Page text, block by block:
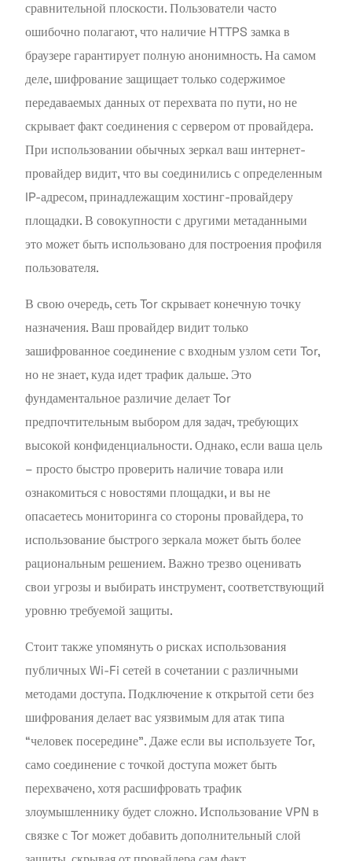
сравнительной плоскости. Пользователи часто
ошибочно полагают, что наличие HTTPS замка в
браузере гарантирует полную анонимность. На самом
деле, шифрование защищает только содержимое
передаваемых данных от перехвата по пути, но не
скрывает факт соединения с сервером от провайдера.
При использовании обычных зеркал ваш интернет-
провайдер видит, что вы соединились с определенным
IP-адресом, принадлежащим хостинг-провайдеру
площадки. В совокупности с другими метаданными
это может быть использовано для построения профиля
пользователя.
В свою очередь, сеть Tor скрывает конечную точку
назначения. Ваш провайдер видит только
зашифрованное соединение с входным узлом сети Tor,
но не знает, куда идет трафик дальше. Это
фундаментальное различие делает Tor
предпочтительным выбором для задач, требующих
высокой конфиденциальности. Однако, если ваша цель
– просто быстро проверить наличие товара или
ознакомиться с новостями площадки, и вы не
опасаетесь мониторинга со стороны провайдера, то
использование быстрого зеркала может быть более
рациональным решением. Важно трезво оценивать
свои угрозы и выбирать инструмент, соответствующий
уровню требуемой защиты.
Стоит также упомянуть о рисках использования
публичных Wi-Fi сетей в сочетании с различными
методами доступа. Подключение к открытой сети без
шифрования делает вас уязвимым для атак типа
“человек посередине”. Даже если вы используете Tor,
само соединение с точкой доступа может быть
перехвачено, хотя расшифровать трафик
злоумышленнику будет сложно. Использование VPN в
связке с Tor может добавить дополнительный слой